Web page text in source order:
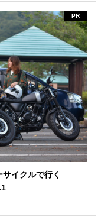
PR
イクルで行く